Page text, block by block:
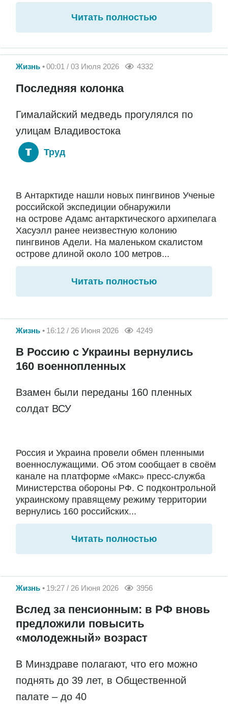
Читать полностью
Жизнь 00:01 / 03 Июля 2026 4332
Последняя колонка
Гималайский медведь прогулялся по
улицам Владивостока
Труд
В Антарктиде нашли новых пингвинов Ученые
российской экспедиции обнаружили
на острове Адамс антарктического архипелага
Хасуэлл ранее неизвестную колонию
пингвинов Адели. На маленьком скалистом
острове длиной около 100 метров...
Читать полностью
Жизнь 16:12 / 26 Июня 2026 4249
В Россию с Украины вернулись
160 военнопленных
Взамен были переданы 160 пленных
солдат ВСУ
Россия и Украина провели обмен пленными
военнослужащими. Об этом сообщает в своём
канале на платформе «Макс» пресс-служба
Министерства обороны РФ. С подконтрольной
украинскому правящему режиму территории
вернулись 160 российских...
Читать полностью
Жизнь 19:27 / 26 Июня 2026 3956
Вслед за пенсионным: в РФ вновь
предложили повысить
«молодежный» возраст
В Минздраве полагают, что его можно
поднять до 39 лет, в Общественной
палате – до 40